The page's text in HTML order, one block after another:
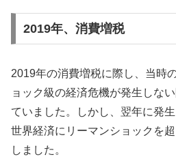
2019年、消費増税
2019年の消費増税に際し、当時
ョック級の経済危機が発生しな
ていました。しかし、翌年に発
世界経済にリーマンショックを
しました。